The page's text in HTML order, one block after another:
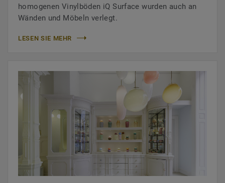
homogenen Vinylböden iQ Surface wurden auch an
Wänden und Möbeln verlegt.
LESEN SIE MEHR